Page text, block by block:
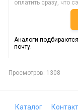
оплатить сразу, что
Аналоги
почту.
Просмотров: 1308
Каталог